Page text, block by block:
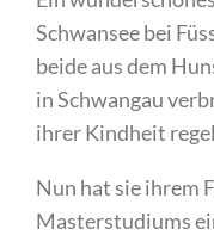
Schwansee bei
beide aus dem
in Schwangau
ihrer Kindheit
Nun hat sie ihrem
Masterstudiums